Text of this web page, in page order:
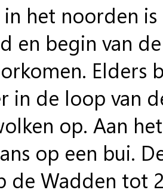
het noorden
en begin van
Elders
in de loop van
op. Aan
op een bui.
de Wadden tot